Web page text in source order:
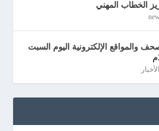
الخطاب المهني
والمواقع الإلكترونية اليوم السبت
الأخبار